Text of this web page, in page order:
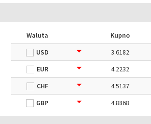
Waluta Kupno
USD
3.6182
EUR
4.2232
CHF
4.5137
GBP
4.8868